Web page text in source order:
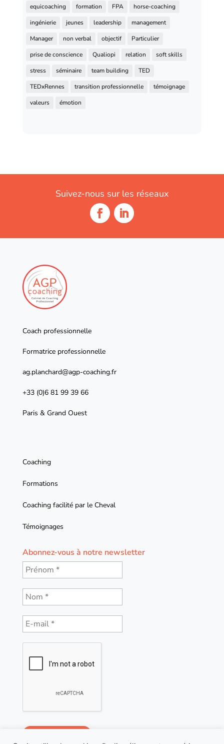
equicoaching
formation FPA
horse-coaching
ingénierie
jeunes leadership
management
Manager
non verbal objectif
Particulier
prise de conscience
Qualiopi relation
soft skills
stress
séminaire team building
TED
TEDxRennes
transition professionnelle
témoignage
valeurs
émotion
Suivez-nous sur les réseaux
Coach professionnelle
Formatrice professionnelle
ag.planchard@agp-coaching.fr
+33 (0)6 81 99 39 66
Paris & Grand Ouest
Coaching
Formations
Coaching facilité par le Cheval
Témoignages
Abonnez-vous à notre newsletter